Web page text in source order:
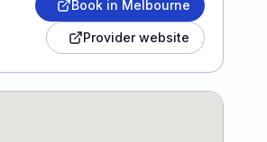
Book in Melbourne
Provider website